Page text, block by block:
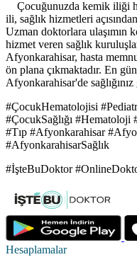
Çocuğunuzda kemik iliği
ili, sağlık hizmetleri
Uzman doktorlara ulaşımın
hizmet veren sağlık
Afyonkarahisar, hasta
ön plana çıkmaktadır. En
Afyonkarahisar'de
#ÇocukHematolojisi
#ÇocukSağlığı #Hematoloji
#Tıp #Afyonkarahisar
#AfyonkarahisarSağlık
#İşteBuDoktor
Hesaplamalar